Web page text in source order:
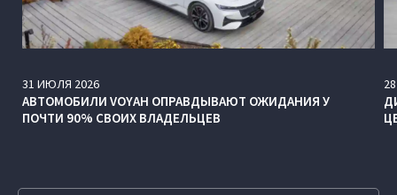
31 ИЮЛЯ 2026
АВТОМОБИЛИ VOYAH ОПРАВДЫВАЮТ ОЖИДАНИЯ У
ПОЧТИ 90% СВОИХ ВЛАДЕЛЬЦЕВ
28